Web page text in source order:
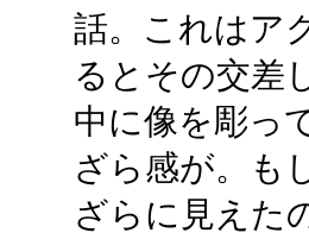
話。これはア
るとその交差
中に像を彫っ
ざら感が。も
ざらに見えた